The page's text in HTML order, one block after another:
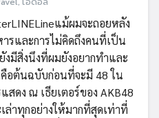
แม้ผมจะถอยหลัง
ารและการไม่คิดถึงคนที่เป็น
มีสิ่งนึงที่ผมยังอยากทำและ
คือต้นฉบับก่อนที่จะมี 48 ใน
สดง ณ เธียเตอร์ของ AKB48
าทุกอย่างให้มากที่สุดเท่าที่